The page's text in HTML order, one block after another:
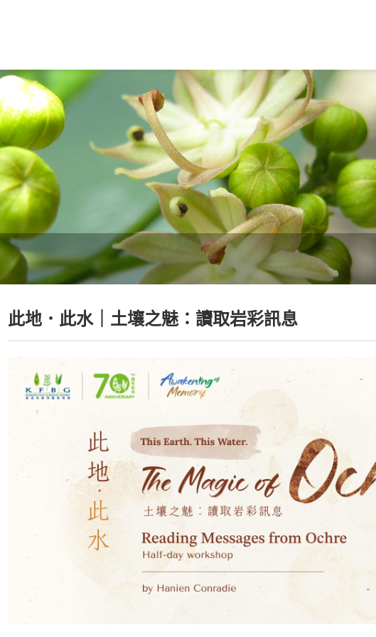
此地．此水｜土壤之魅：讀取岩彩訊息